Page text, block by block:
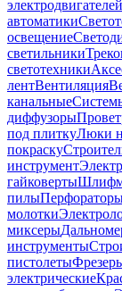
электродвигателей
автоматики
освещение
светильники
светотехники
лентВентиляция
канальные
диффузоры
под плиткуЛюки
покраску
инструмент
гайковерты
пилы
молотки
миксеры
инструменты
пистолеты
электрические